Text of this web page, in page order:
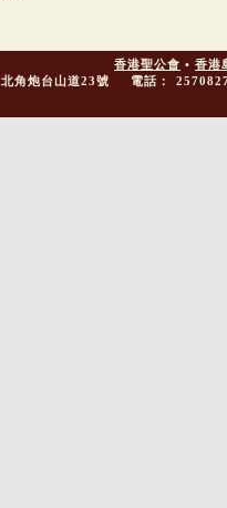
香港聖公會 • 香港
北角炮台山道23號 電話：